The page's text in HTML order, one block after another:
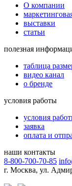
О компании
выставки
статьи
полезная
таблица
видео канал
о бренде
условия работы
условия
заявка
оплата и
наши контакты
8-800-700-70-85
г. Москва, ул.